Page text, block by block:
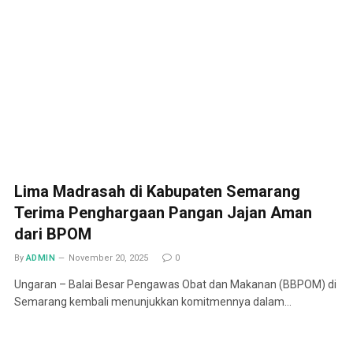
Lima Madrasah di Kabupaten Semarang
Terima Penghargaan Pangan Jajan Aman
dari BPOM
By ADMIN November 20, 2025 0
Ungaran – Balai Besar Pengawas Obat dan Makanan (BBPOM) di
Semarang kembali menunjukkan komitmennya dalam…